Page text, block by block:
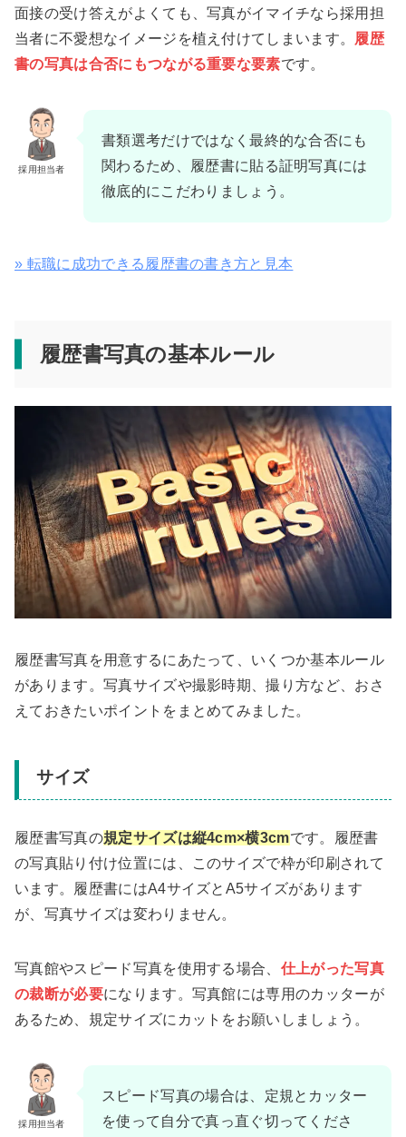
面接の受け答えがよくても、写真がイマイチなら採用担
当者に不愛想なイメージを植え付けてしまいます。 履歴
書の写真は合否にもつながる重要な要素です。
採用担当者
書類選考だけではなく最終的な合否にも
関わるため、履歴書に貼る証明写真には
徹底的にこだわりましょう。
» 転職に成功できる履歴書の書き方と見本
履歴書写真の基本ルール
履歴書写真を用意するにあたって、いくつか基本ルール
があります。写真サイズや撮影時期、撮り方など、おさ
えておきたいポイントをまとめてみました。
サイズ
履歴書写真の規定サイズは縦4cm×横3cmです。履歴書
の写真貼り付け位置には、このサイズで枠が印刷されて
います。履歴書にはA4サイズとA5サイズがあります
が、写真サイズは変わりません。
写真館やスピード写真を使用する場合、 仕上がった写真
の裁断が必要になります。写真館には専用のカッターが
あるため、規定サイズにカットをお願いしましょう。
採用担当者
スピード写真の場合は、定規とカッター
を使って自分で真っ直ぐ切ってくださ